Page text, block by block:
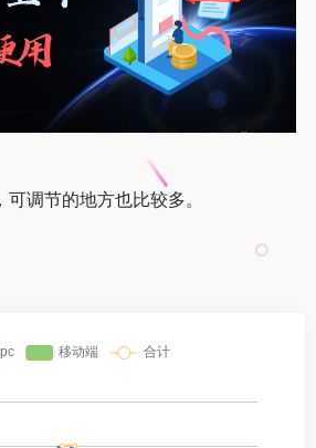
调节的地方也比较多。